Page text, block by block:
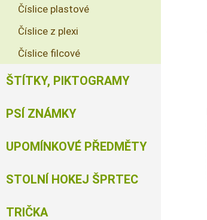
Číslice plastové
Číslice z plexi
Číslice filcové
ŠTÍTKY, PIKTOGRAMY
PSÍ ZNÁMKY
UPOMÍNKOVÉ PŘEDMĚTY
STOLNÍ HOKEJ ŠPRTEC
TRIČKA